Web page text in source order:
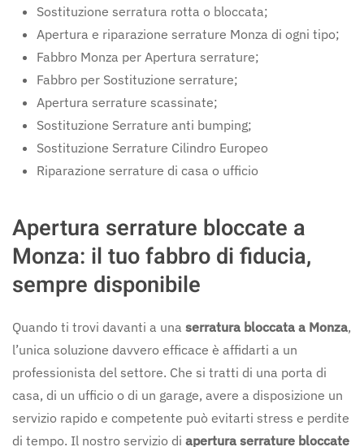
Sostituzione serratura rotta o bloccata;
Apertura e riparazione serrature Monza di ogni tipo;
Fabbro Monza per Apertura serrature;
Fabbro per Sostituzione serrature;
Apertura serrature scassinate;
Sostituzione Serrature anti bumping;
Sostituzione Serrature Cilindro Europeo
Riparazione serrature di casa o ufficio
Apertura serrature bloccate a
Monza: il tuo fabbro di fiducia,
sempre disponibile
Quando ti trovi davanti a una serratura bloccata a Monza,
l’unica soluzione davvero efficace è affidarti a un
professionista del settore. Che si tratti di una porta di
casa, di un ufficio o di un garage, avere a disposizione un
servizio rapido e competente può evitarti stress e perdite
di tempo. Il nostro servizio di apertura serrature bloccate